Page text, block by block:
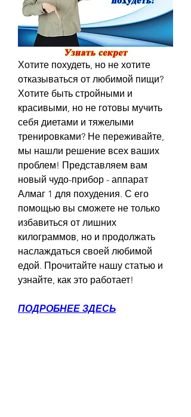
Хотите похудеть, но не хотите
отказываться от любимой пищи?
Хотите быть стройными и
красивыми, но не готовы мучить
себя диетами и тяжелыми
тренировками? Не переживайте,
мы нашли решение всех ваших
проблем! Представляем вам
новый чудо-прибор - аппарат
Алмаг 1 для похудения. С его
помощью вы сможете не только
избавиться от лишних
килограммов, но и продолжать
наслаждаться своей любимой
едой. Прочитайте нашу статью и
узнайте, как это работает!
ПОДРОБНЕЕ ЗДЕСЬ